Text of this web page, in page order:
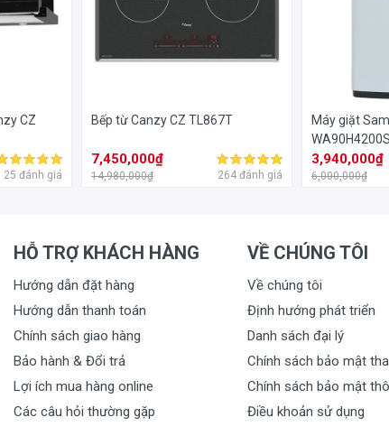
CZ
25 đánh giá
Bếp từ Canzy CZ TL867T
7,450,000₫
14,980,000₫ 264 đánh giá
Máy giặt
3,940,000₫
6,000,000₫
HỖ TRỢ KHÁCH HÀNG
Hướng dẫn đặt hàng
Hướng dẫn thanh toán
Chính sách giao hàng
Bảo hành & Đổi trả
Lợi ích mua hàng online
Các câu hỏi thường gặp
VỀ CHÚNG TÔI
Về chúng tôi
Định hướng phát triển
Danh sách đại lý
Chính sách bảo mật
Chính sách bảo mật
Điều khoản sử dụng